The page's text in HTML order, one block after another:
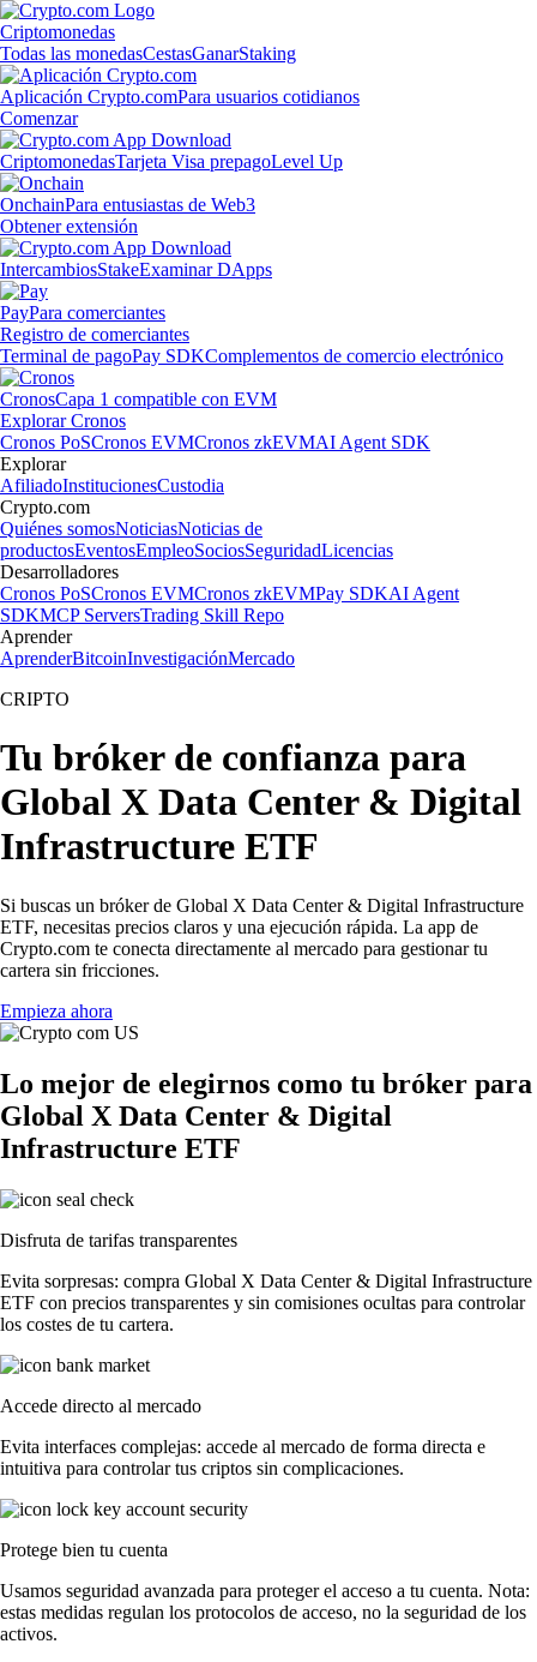
Criptomonedas
Todas las monedasCestasGanarStaking
Aplicación Crypto.comPara usuarios cotidianos
Comenzar
CriptomonedasTarjeta Visa prepagoLevel Up
OnchainPara entusiastas de Web3
Obtener extensión
IntercambiosStakeExaminar DApps
PayPara comerciantes
Registro de comerciantes
Terminal de pagoPay SDKComplementos de comercio electrónico
CronosCapa 1 compatible con EVM
Explorar Cronos
Cronos PoSCronos EVMCronos zkEVMAI Agent SDK
Explorar
AfiliadoInstitucionesCustodia
Crypto.com
Quiénes somosNoticiasNoticias de
productosEventosEmpleoSociosSeguridadLicencias
Desarrolladores
Cronos PoSCronos EVMCronos zkEVMPay SDKAI Agent
SDKMCP ServersTrading Skill Repo
Aprender
AprenderBitcoinInvestigaciónMercado
CRIPTO
Tu bróker de confianza para
Global X Data Center & Digital
Infrastructure ETF
Si buscas un bróker de Global X Data Center & Digital Infrastructure
ETF, necesitas precios claros y una ejecución rápida. La app de
Crypto.com te conecta directamente al mercado para gestionar tu
cartera sin fricciones.
Empieza ahora
Lo mejor de elegirnos como tu bróker para
Global X Data Center & Digital
Infrastructure ETF
Disfruta de tarifas transparentes
Evita sorpresas: compra Global X Data Center & Digital Infrastructure
ETF con precios transparentes y sin comisiones ocultas para controlar
los costes de tu cartera.
Accede directo al mercado
Evita interfaces complejas: accede al mercado de forma directa e
intuitiva para controlar tus criptos sin complicaciones.
Protege bien tu cuenta
Usamos seguridad avanzada para proteger el acceso a tu cuenta. Nota:
estas medidas regulan los protocolos de acceso, no la seguridad de los
activos.